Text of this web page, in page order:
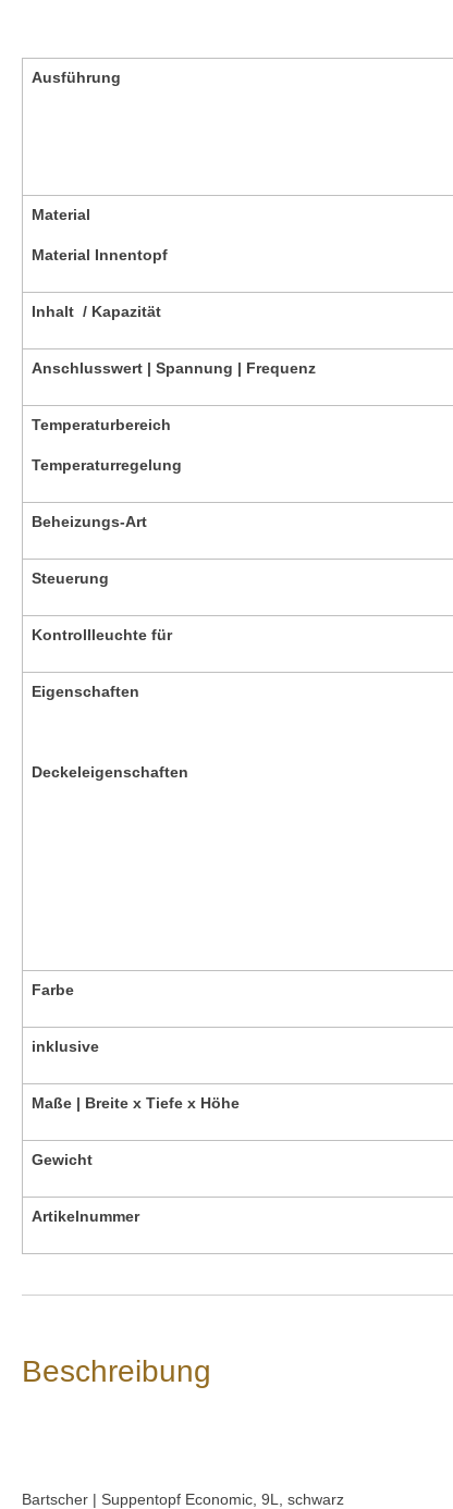
Ausführung
Material
Material Innentopf
Inhalt / Kapazität
Anschlusswert | Spannung | Frequenz
Temperaturbereich
Temperaturregelung
Beheizungs-Art
Steuerung
Kontrollleuchte für
Eigenschaften
Deckeleigenschaften
Farbe
inklusive
Maße | Breite x Tiefe x Höhe
Gewicht
Artikelnummer
Beschreibung
Bartscher | Suppentopf Economic, 9L, schwarz